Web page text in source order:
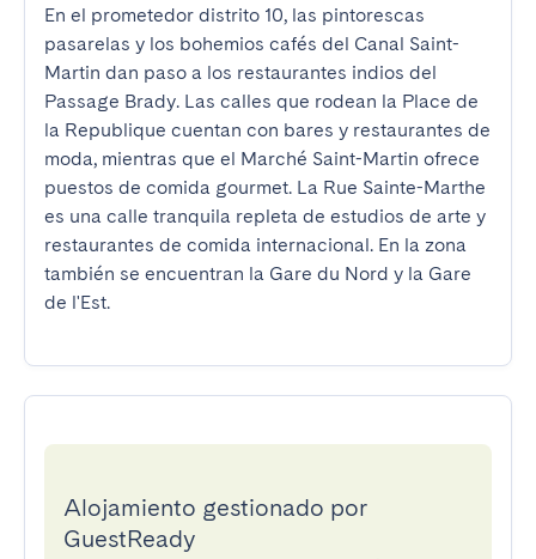
En el prometedor distrito 10, las pintorescas
pasarelas y los bohemios cafés del Canal Saint-
Martin dan paso a los restaurantes indios del
Passage Brady. Las calles que rodean la Place de
la Republique cuentan con bares y restaurantes de
moda, mientras que el Marché Saint-Martin ofrece
puestos de comida gourmet. La Rue Sainte-Marthe
es una calle tranquila repleta de estudios de arte y
restaurantes de comida internacional. En la zona
también se encuentran la Gare du Nord y la Gare
de l'Est.
Alojamiento gestionado por
GuestReady